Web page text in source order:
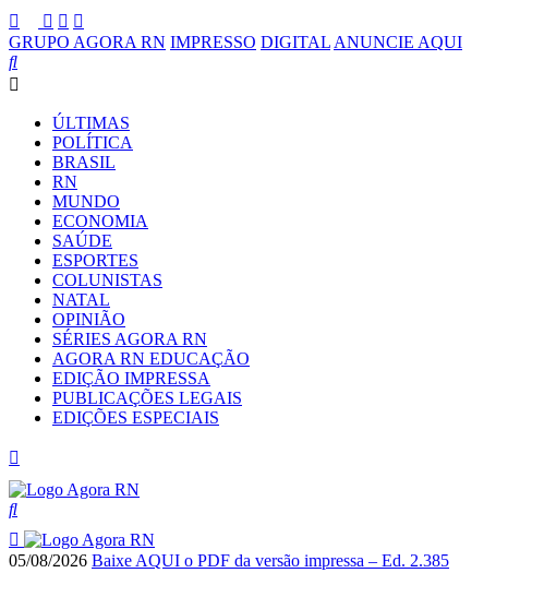
GRUPO AGORA RN IMPRESSO DIGITAL ANUNCIE AQUI
ÚLTIMAS
POLÍTICA
BRASIL
RN
MUNDO
ECONOMIA
SAÚDE
ESPORTES
COLUNISTAS
NATAL
OPINIÃO
SÉRIES AGORA RN
AGORA RN EDUCAÇÃO
EDIÇÃO IMPRESSA
PUBLICAÇÕES LEGAIS
EDIÇÕES ESPECIAIS
05/08/2026 Baixe AQUI o PDF da versão impressa – Ed. 2.385